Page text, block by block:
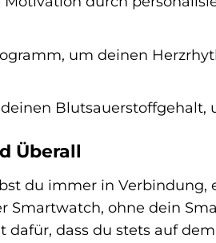
um deinen
deinen
Überall
du immer in
ohne dein
dafür, dass du stets auf